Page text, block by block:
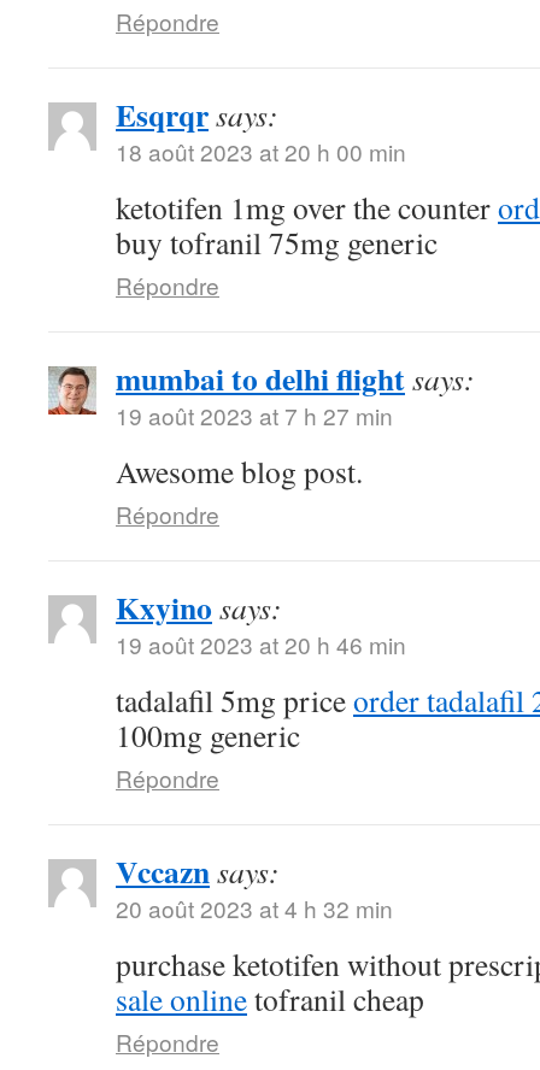
Répondre
Esqrqrsays:
18 août 2023 at 20 h 00 min
ketotifen 1mg over the counter
buy tofranil 75mg generic
Répondre
mumbai to delhi flightsays:
19 août 2023 at 7 h 27 min
Awesome blog post.
Répondre
Kxyino says:
19 août 2023 at 20 h 46 min
tadalafil 5mg priceorder tadalafil
100mg generic
Répondre
Vccaznsays:
20 août 2023 at 4 h 32 min
purchase ketotifen without
sale onlinetofranil cheap
Répondre